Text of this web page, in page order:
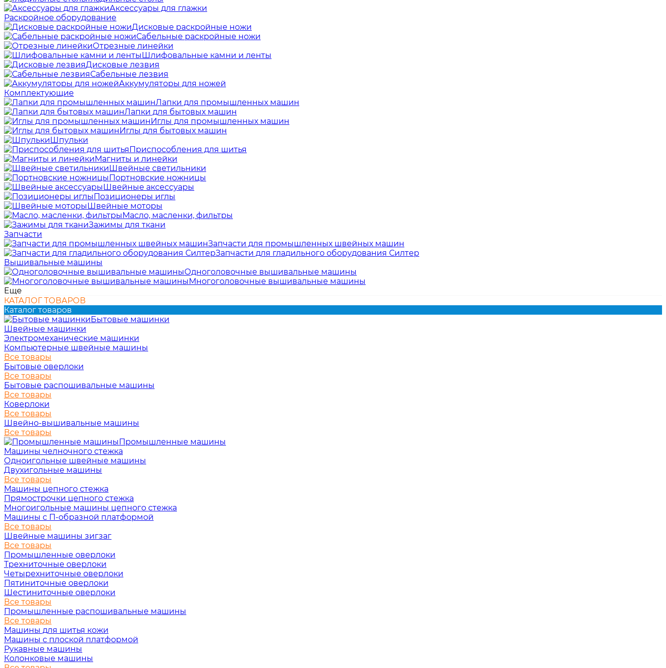
Аксессуары для глажки
Раскройное оборудование
Дисковые раскройные ножи
Сабельные раскройные ножи
Отрезные линейки
Шлифовальные камни и ленты
Дисковые лезвия
Сабельные лезвия
Аккумуляторы для ножей
Комплектующие
Лапки для промышленных машин
Лапки для бытовых машин
Иглы для промышленных машин
Иглы для бытовых машин
Шпульки
Приспособления для шитья
Магниты и линейки
Швейные светильники
Портновские ножницы
Швейные аксессуары
Позиционеры иглы
Швейные моторы
Масло, масленки, фильтры
Зажимы для ткани
Запчасти
Запчасти для промышленных швейных машин
Запчасти для гладильного оборудования Силтер
Вышивальные машины
Одноголовочные вышивальные машины
Многоголовочные вышивальные машины
Еще
КАТАЛОГ ТОВАРОВ
Каталог товаров
Бытовые машинки
Швейные машинки
Электромеханические машинки
Компьютерные швейные машины
Все товары
Бытовые оверлоки
Все товары
Бытовые распошивальные машины
Все товары
Коверлоки
Все товары
Швейно-вышивальные машины
Все товары
Промышленные машины
Машины челночного стежка
Одноигольные швейные машины
Двухигольные машины
Все товары
Машины цепного стежка
Прямострочки цепного стежка
Многоигольные машины цепного стежка
Машины с П-образной платформой
Все товары
Швейные машины зигзаг
Все товары
Промышленные оверлоки
Трехниточные оверлоки
Четырехниточные оверлоки
Пятиниточные оверлоки
Шестиниточные оверлоки
Все товары
Промышленные распошивальные машины
Все товары
Машины для шитья кожи
Машины с плоской платформой
Рукавные машины
Колонковые машины